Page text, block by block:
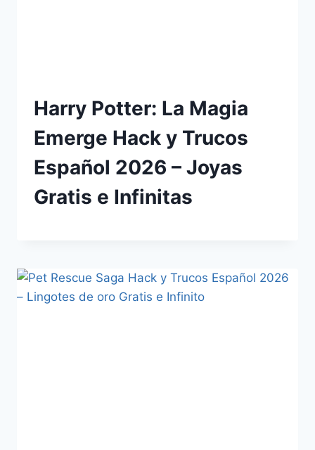
Harry Potter: La Magia
Emerge Hack y Trucos
Español 2026 – Joyas
Gratis e Infinitas